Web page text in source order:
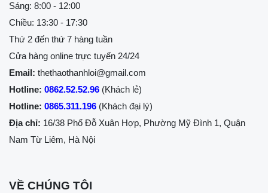
Sáng: 8:00 - 12:00
Chiều: 13:30 - 17:30
Thứ 2 đến thứ 7 hàng tuần
Cửa hàng online trực tuyến 24/24
Email: thethaothanhloi@gmail.com
Hotline: 0862.52.52.96 (Khách lẻ)
Hotline: 0865.311.196 (Khách đại lý)
Địa chỉ: 16/38 Phố Đỗ Xuân Hợp, Phường Mỹ Đình 1, Quận
Nam Từ Liêm, Hà Nội
VỀ CHÚNG TÔI